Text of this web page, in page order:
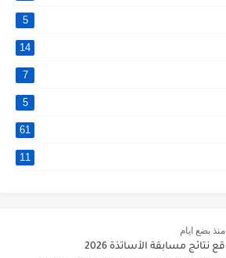
5
14
7
5
61
11
منذ بضع ايام
موقع نتائج مسابقة الأساتذة 2026